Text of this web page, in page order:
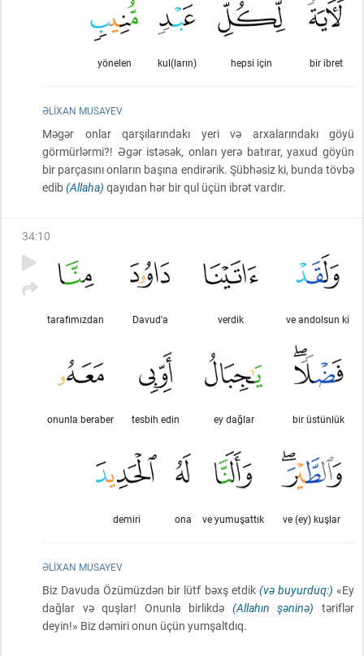
bir ibret
hepsi için
kul(ların)
yönelen
ƏLIXAN MUSAYEV
Məgər onlar qarşılarındakı yeri və arxalarındakı göyü
görmürlərmi?! Əgər istəsək, onları yerə batırar, yaxud göyün
bir parçasını onların başına endirərik. Şübhəsiz ki, bunda tövbə
edib(Allaha) qayıdan hər bir qul üçün ibrət vardır.
34:10
ve andolsun ki
verdik
Davud'a
tarafımızdan
bir üstünlük
ey dağlar
tesbih edin
onunla beraber
ve (ey) kuşlar
ve yumuşattık
ona
demiri
ƏLIXAN MUSAYEV
Biz Davuda Özümüzdən bir lütf bəxş etdik (və buyurduq:) «Ey
dağlar və quşlar! Onunla birlikdə (Allahın şəninə) təriflər
deyin!» Biz dəmiri onun üçün yumşaltdıq.